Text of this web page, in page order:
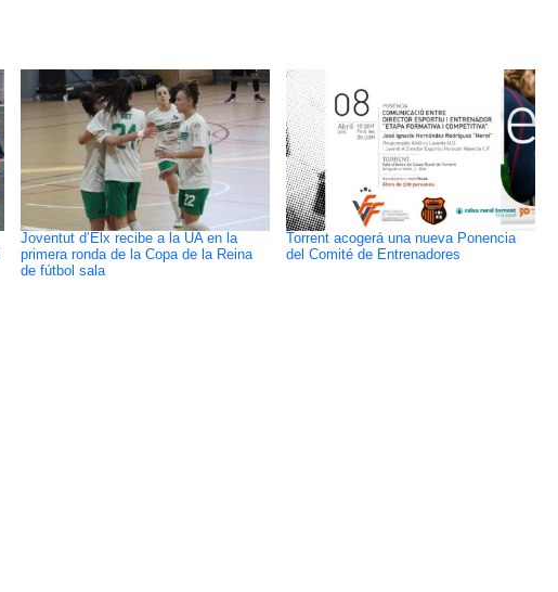
Joventut d’Elx recibe a la UA en la
primera ronda de la Copa de la Reina
de fútbol sala
Torrent acogerá una nueva Ponencia
del Comité de Entrenadores